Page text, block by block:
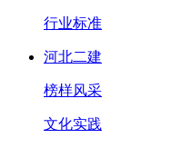
行业标准
河北二建
榜样风采
文化实践